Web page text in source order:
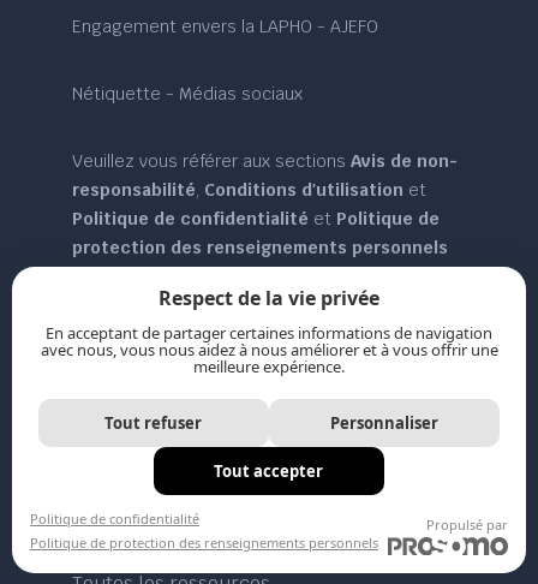
Engagement envers la LAPHO - AJEFO
Nétiquette - Médias sociaux
Veuillez vous référer aux sectionsAvis de non-
responsabilité, Conditions d'utilisation et
Politique de confidentialité et Politique de
protection des renseignements personnels
Plan du site
Respect de la vie privée
En acceptant de partager certaines informations de navigation
avec nous, vous nous aidez à nous améliorer et à vous offrir une
meilleure expérience.
Tout refuser Personnaliser
Tout accepter
Politique de confidentialité
Politique de protection des renseignements personnels
Propulsé par